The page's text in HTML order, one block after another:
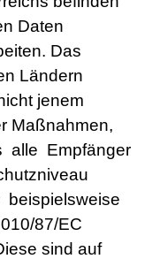
Daten
Das
Ländern
jenem
Maßnahmen,
alle Empfänger
87/EC
sind auf